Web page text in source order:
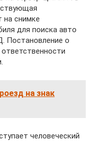
на снимке
для поиска авто
Постановление о
на знак
человеческий